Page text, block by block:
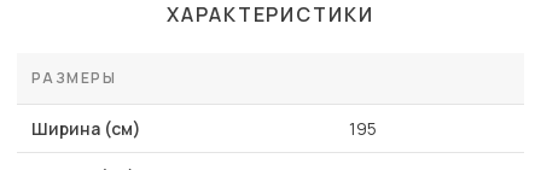
ХАРАКТЕРИСТИКИ
РАЗМЕРЫ
Ширина (см) 195